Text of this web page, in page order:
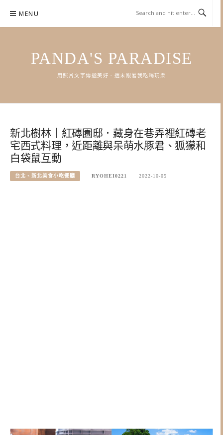
content
MENU
PANDA'S PARADISE
用照片文字傳遞美好．週末跟著我吃喝玩樂
新北樹林｜紅磚園邸．藏身在巷弄裡紅磚老
宅西式料理，近距離與呆萌水豚君、狐獴和
白袋鼠互動
台北、新北美食小吃餐廳 RYOHEI0221 2022-10-05